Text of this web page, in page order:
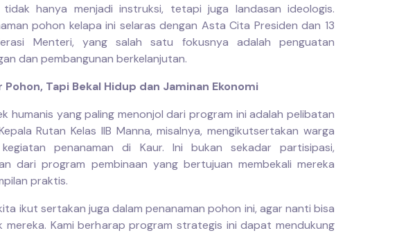
hanya menjadi instruksi, tetapi juga landasan ideologis.
pohon kelapa ini selaras dengan Asta Cita Presiden dan 13
Menteri, yang salah satu fokusnya adalah penguatan
dan pembangunan berkelanjutan.
Pohon, Tapi Bekal Hidup dan Jaminan Ekonomi
humanis yang paling menonjol dari program ini adalah pelibatan
Rutan Kelas IIB Manna, misalnya, mengikutsertakan warga
penanaman di Kaur. Ini bukan sekadar partisipasi,
dari program pembinaan yang bertujuan membekali mereka
praktis.
ikut sertakan juga dalam penanaman pohon ini, agar nanti bisa
mereka. Kami berharap program strategis ini dapat mendukung